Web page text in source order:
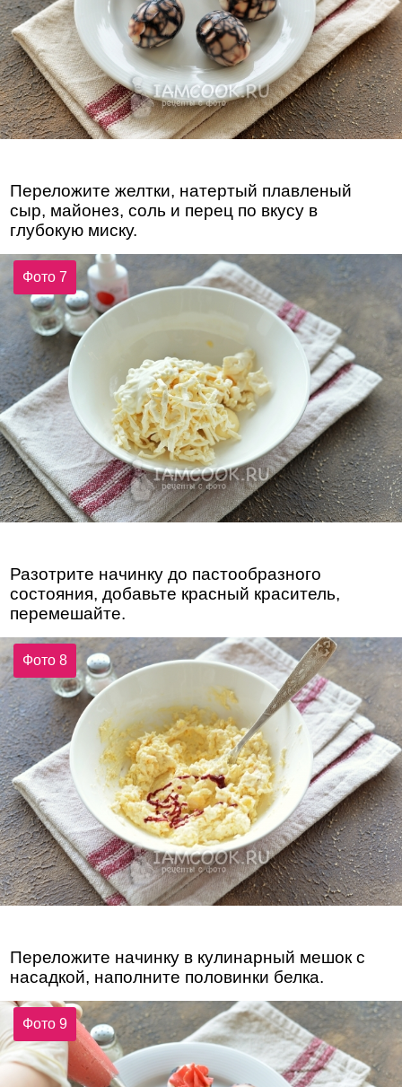
Переложите желтки, натертый плавленый
сыр, майонез, соль и перец по вкусу в
глубокую миску.
Фото 7
Разотрите начинку до пастообразного
состояния, добавьте красный краситель,
перемешайте.
Фото 8
Переложите начинку в кулинарный мешок с
насадкой, наполните половинки белка.
Фото 9